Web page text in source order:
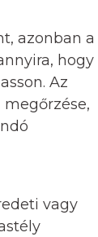
azonban a
hogy
Az
vagy